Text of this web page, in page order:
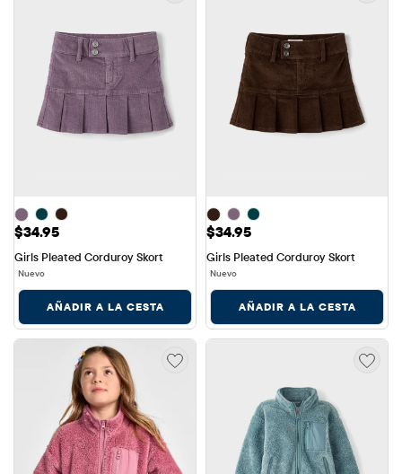
Precio: $34.95
$34.95
Girls Pleated Corduroy Skort
Nuevo
AÑADIR A LA CESTA
Precio: $34.95
$34.95
Girls Pleated Corduroy Skort
Nuevo
AÑADIR A LA CESTA